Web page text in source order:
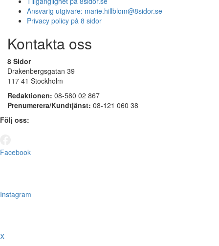
Ansvarig utgivare: marie.hillblom@8sidor.se
Privacy policy på 8 sidor
Kontakta oss
8 Sidor
Drakenbergsgatan 39
117 41 Stockholm
Redaktionen: 08-580 02 867
Prenumerera/Kundtjänst: 08-121 060 38
Följ oss:
Facebook
Instagram
X